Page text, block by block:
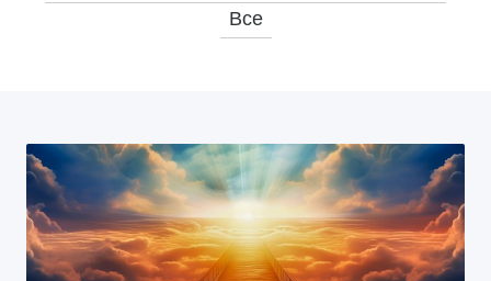
Все